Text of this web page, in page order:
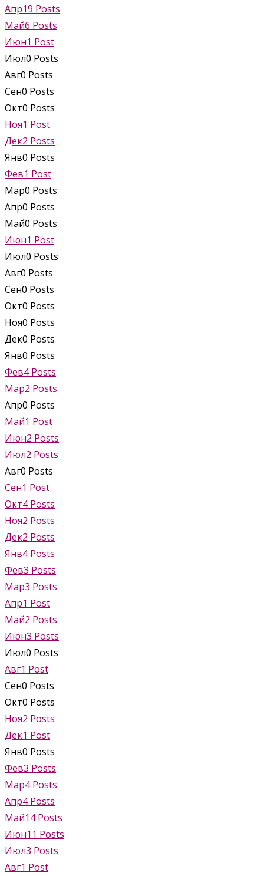
Апр19 Posts
Май6 Posts
Июн1 Post
Июл0 Posts
Авг0 Posts
Сен0 Posts
Окт0 Posts
Ноя1 Post
Дек2 Posts
Янв0 Posts
Фев1 Post
Мар0 Posts
Апр0 Posts
Май0 Posts
Июн1 Post
Июл0 Posts
Авг0 Posts
Сен0 Posts
Окт0 Posts
Ноя0 Posts
Дек0 Posts
Янв0 Posts
Фев4 Posts
Мар2 Posts
Апр0 Posts
Май1 Post
Июн2 Posts
Июл2 Posts
Авг0 Posts
Сен1 Post
Окт4 Posts
Ноя2 Posts
Дек2 Posts
Янв4 Posts
Фев3 Posts
Мар3 Posts
Апр1 Post
Май2 Posts
Июн3 Posts
Июл0 Posts
Авг1 Post
Сен0 Posts
Окт0 Posts
Ноя2 Posts
Дек1 Post
Янв0 Posts
Фев3 Posts
Мар4 Posts
Апр4 Posts
Май14 Posts
Июн11 Posts
Июл3 Posts
Авг1 Post